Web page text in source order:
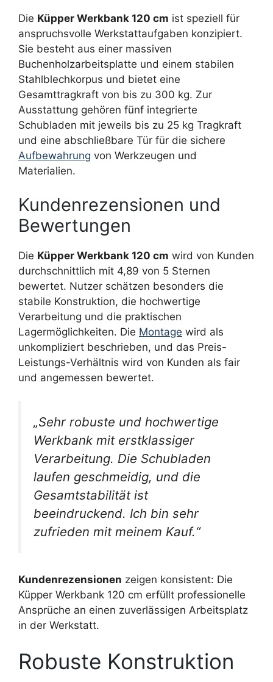
Die Küpper Werkbank 120 cm ist speziell für
anspruchsvolle Werkstattaufgaben konzipiert.
Sie besteht aus einer massiven
Buchenholzarbeitsplatte und einem stabilen
Stahlblechkorpus und bietet eine
Gesamttragkraft von bis zu 300 kg. Zur
Ausstattung gehören fünf integrierte
Schubladen mit jeweils bis zu 25 kg Tragkraft
und eine abschließbare Tür für die sichere
Aufbewahrung von Werkzeugen und
Materialien.
Kundenrezensionen und
Bewertungen
Die Küpper Werkbank 120 cm wird von Kunden
durchschnittlich mit 4,89 von 5 Sternen
bewertet. Nutzer schätzen besonders die
stabile Konstruktion, die hochwertige
Verarbeitung und die praktischen
Lagermöglichkeiten. Die Montage wird als
unkompliziert beschrieben, und das Preis-
Leistungs-Verhältnis wird von Kunden als fair
und angemessen bewertet.
„Sehr robuste und hochwertige
Werkbank mit erstklassiger
Verarbeitung. Die Schubladen
laufen geschmeidig, und die
Gesamtstabilität ist
beeindruckend. Ich bin sehr
zufrieden mit meinem Kauf.“
Kundenrezensionen zeigen konsistent: Die
Küpper Werkbank 120 cm erfüllt professionelle
Ansprüche an einen zuverlässigen Arbeitsplatz
in der Werkstatt.
Robuste Konstruktion